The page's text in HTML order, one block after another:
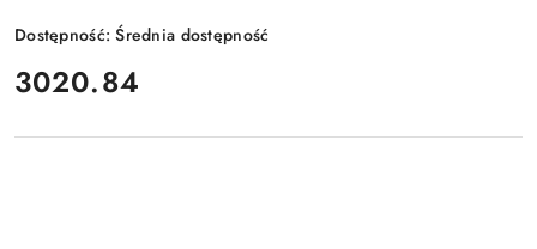
Dostępność:Średnia dostępność
cena:
3020.84